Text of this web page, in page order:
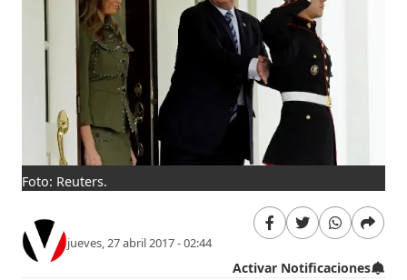
Foto: Reuters.
jueves, 27 abril 2017 - 02:44
Activar Notificaciones